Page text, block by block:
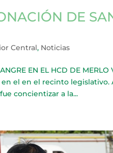
DE
Central, Noticias
EN EL HCD DE
el en el recinto legislativo.
concientizar a la...